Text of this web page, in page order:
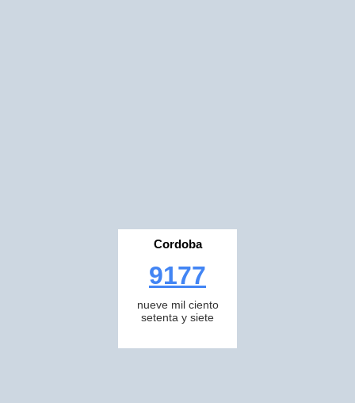
Cordoba
9177
nueve mil ciento
setenta y siete